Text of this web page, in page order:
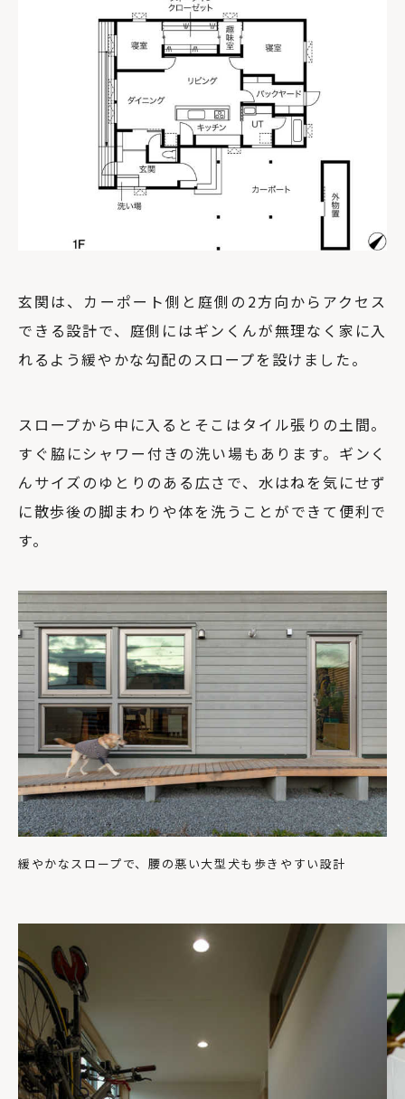
玄関は、カーポート側と庭側の2方向からアクセス
できる設計で、庭側にはギンくんが無理なく家に入
れるよう緩やかな勾配のスロープを設けました。
スロープから中に入るとそこはタイル張りの土間。
すぐ脇にシャワー付きの洗い場もあります。ギンく
んサイズのゆとりのある広さで、水はねを気にせず
に散歩後の脚まわりや体を洗うことができて便利で
す。
緩やかなスロープで、腰の悪い大型犬も歩きやすい設計